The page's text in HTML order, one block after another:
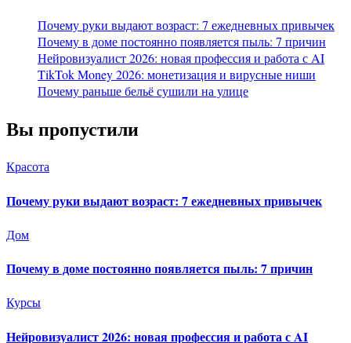
Почему руки выдают возраст: 7 ежедневных привычек
Почему в доме постоянно появляется пыль: 7 причин
Нейровизуалист 2026: новая профессия и работа с AI
TikTok Money 2026: монетизация и вирусные ниши
Почему раньше бельё сушили на улице
Вы пропустили
Красота
Почему руки выдают возраст: 7 ежедневных привычек
Дом
Почему в доме постоянно появляется пыль: 7 причин
Курсы
Нейровизуалист 2026: новая профессия и работа с AI